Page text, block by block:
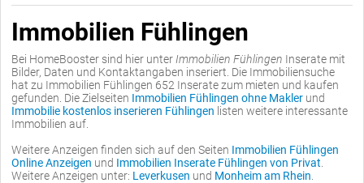
Immobilien Fühlingen
Bei HomeBooster sind hier unter Immobilien Fühlingen Inserate mit
Bilder, Daten und Kontaktangaben inseriert. Die Immobiliensuche
hat zu Immobilien Fühlingen 652 Inserate zum mieten und kaufen
gefunden. Die Zielseiten Immobilien Fühlingen ohne Makler und
Immobilie kostenlos inserieren Fühlingen listen weitere interessante
Immobilien auf.
Weitere Anzeigen finden sich auf den Seiten Immobilien Fühlingen
Online Anzeigen und Immobilien Inserate Fühlingen von Privat
Weitere Anzeigen unter: Leverkusen und Monheim am Rhein